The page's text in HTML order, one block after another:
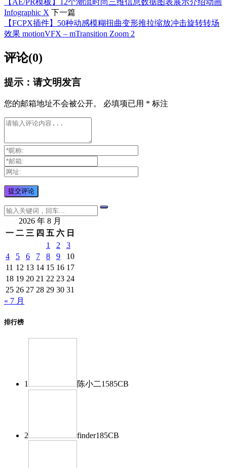
【AE/PR模板】12个潮流时尚三维信息数据图表展示介绍动画
Infographic X 下一篇
【FCPX插件】50种动感模糊扭曲变形推拉缩放冲击旋转转场
效果 motionVFX – mTransition Zoom 2
评论(0)
提示：请文明发言
您的邮箱地址不会被公开。 必填项已用 * 标注
2026 年 8 月
一 二 三 四 五 六 日
1
2
3
4
5 6 7 8 9
10
11 12 13 14 15 16 17
18 19 20 21 22 23 24
25 26 27 28 29 30 31
« 7 月
排行榜
1 陈小二1585CB
2 finder185CB